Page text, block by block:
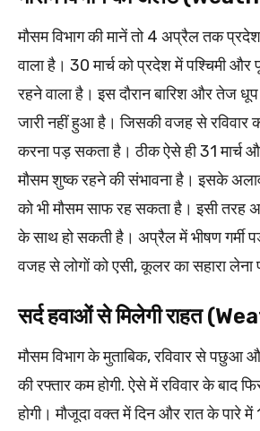
मौसम विभाग की मानें तो 4 अप्रैल तक
वाला है। 30 मार्च को प्रदेश में पश्चिमी और
रहने वाला है। इस दौरान बारिश और तेज धूप
जारी नहीं हुआ है। जिसकी वजह से रविवार
करना पड़ सकता है। ठीक ऐसे ही 31 मार्च
मौसम शुष्क रहने की संभावना है। इसके
को भी मौसम साफ रह सकता है। इसी तरह
के साथ हो सकती है। अप्रैल में भीषण गर्मी
वजह से लोगों को एसी, कूलर का सहारा लेना
सर्द हवाओं से मिलेगी राहत
मौसम विभाग के मुताबिक, रविवार से पछुआ
की रफ्तार कम होगी. ऐसे में रविवार के बाद
होगी। मौजूदा वक्त में दिन और रात के पारे में